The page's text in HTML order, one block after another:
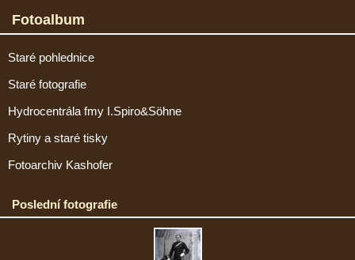
Fotoalbum
Staré pohlednice
Staré fotografie
Hydrocentrála fmy I.Spiro&Söhne
Rytiny a staré tisky
Fotoarchiv Kashofer
Poslední fotografie